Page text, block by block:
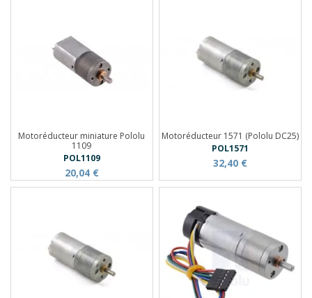
Motoréducteur miniature Pololu
1109
POL1109
20,04 €
Motoréducteur 1571 (Pololu DC25)
POL1571
32,40 €